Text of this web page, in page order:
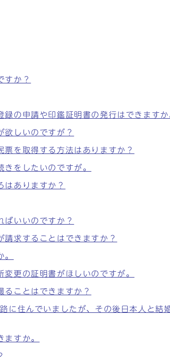
すか？
の申請や印鑑証明書の発行はできますか
欲しいのですが？
を取得する方法はありますか？
をしたいのですが。
はありますか？
ばいいのですか？
求することはできますか？
。
更の証明書がほしいのですが。
ることはできますか？
に住んでいましたが、その後日本人と結
すか。